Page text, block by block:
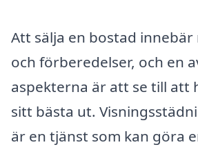
Att sälja en bostad
och förberedelser, och en
aspekterna är att se till att
sitt bästa ut.
är en tjänst som kan göra